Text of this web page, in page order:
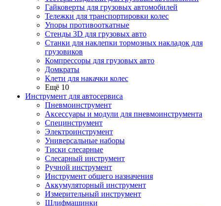
Гайковерты для грузовых автомобилей
Тележки для транспортировки колес
Упоры противооткатные
Стенды 3D для грузовых авто
Станки для наклепки тормозных накладок для
грузовиков
Компрессоры для грузовых авто
Домкраты
Клети для накачки колес
Ещё 10
Инструмент для автосервиса
Пневмоинструмент
Аксессуары и модули для пневмоинструмента
Специнструмент
Электроинструмент
Универсальные наборы
Тиски слесарные
Слесарный инструмент
Ручной инструмент
Инструмент общего назначения
Аккумуляторный инструмент
Измерительный инструмент
Шлифмашинки